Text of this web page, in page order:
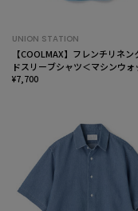
UNION STATION
【COOLMAX】フレンチリネン
ドスリーブシャツ＜マシンウォ
ブル・通気性＞
¥7,700